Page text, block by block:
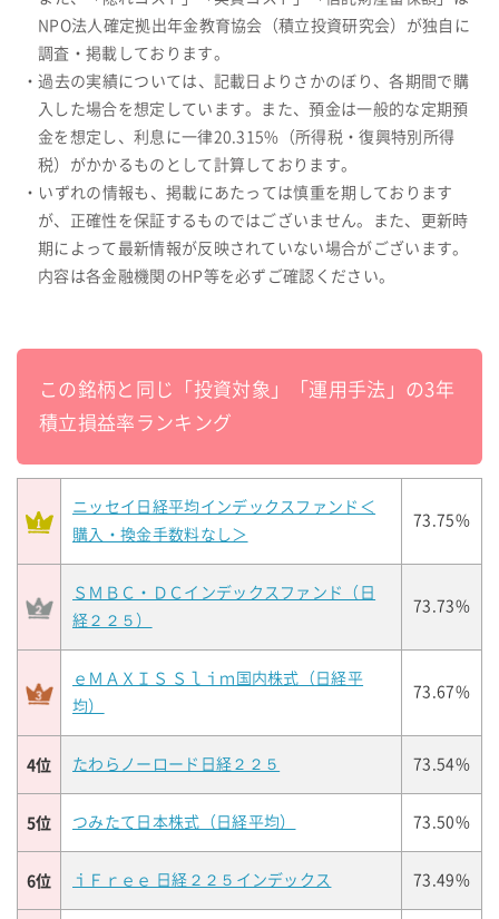
NPO法人確定拠出年金教育協会（積立投資研究会）が独自に
調査・掲載しております。
・過去の実績については、記載日よりさかのぼり、各期間で購
入した場合を想定しています。また、預金は一般的な定期預
金を想定し、利息に一律20.315%（所得税・復興特別所得
税）がかかるものとして計算しております。
・いずれの情報も、掲載にあたっては慎重を期しております
が、正確性を保証するものではございません。また、更新時
期によって最新情報が反映されていない場合がございます。
内容は各金融機関のHP等を必ずご確認ください。
この銘柄と同じ「投資対象」「運用手法」の3年
積立損益率ランキング
ニッセイ日経平均インデックスファンド＜
購入・換金手数料なし＞
73.75%
ＳＭＢＣ・ＤＣインデックスファンド（日
経２２５）
73.73%
ｅＭＡＸＩＳ Ｓｌｉｍ国内株式（日経平
均）
73.67%
4位 たわらノーロード日経２２５ 73.54%
5位 つみたて日本株式（日経平均） 73.50%
6位 ｉＦｒｅｅ 日経２２５インデックス 73.49%